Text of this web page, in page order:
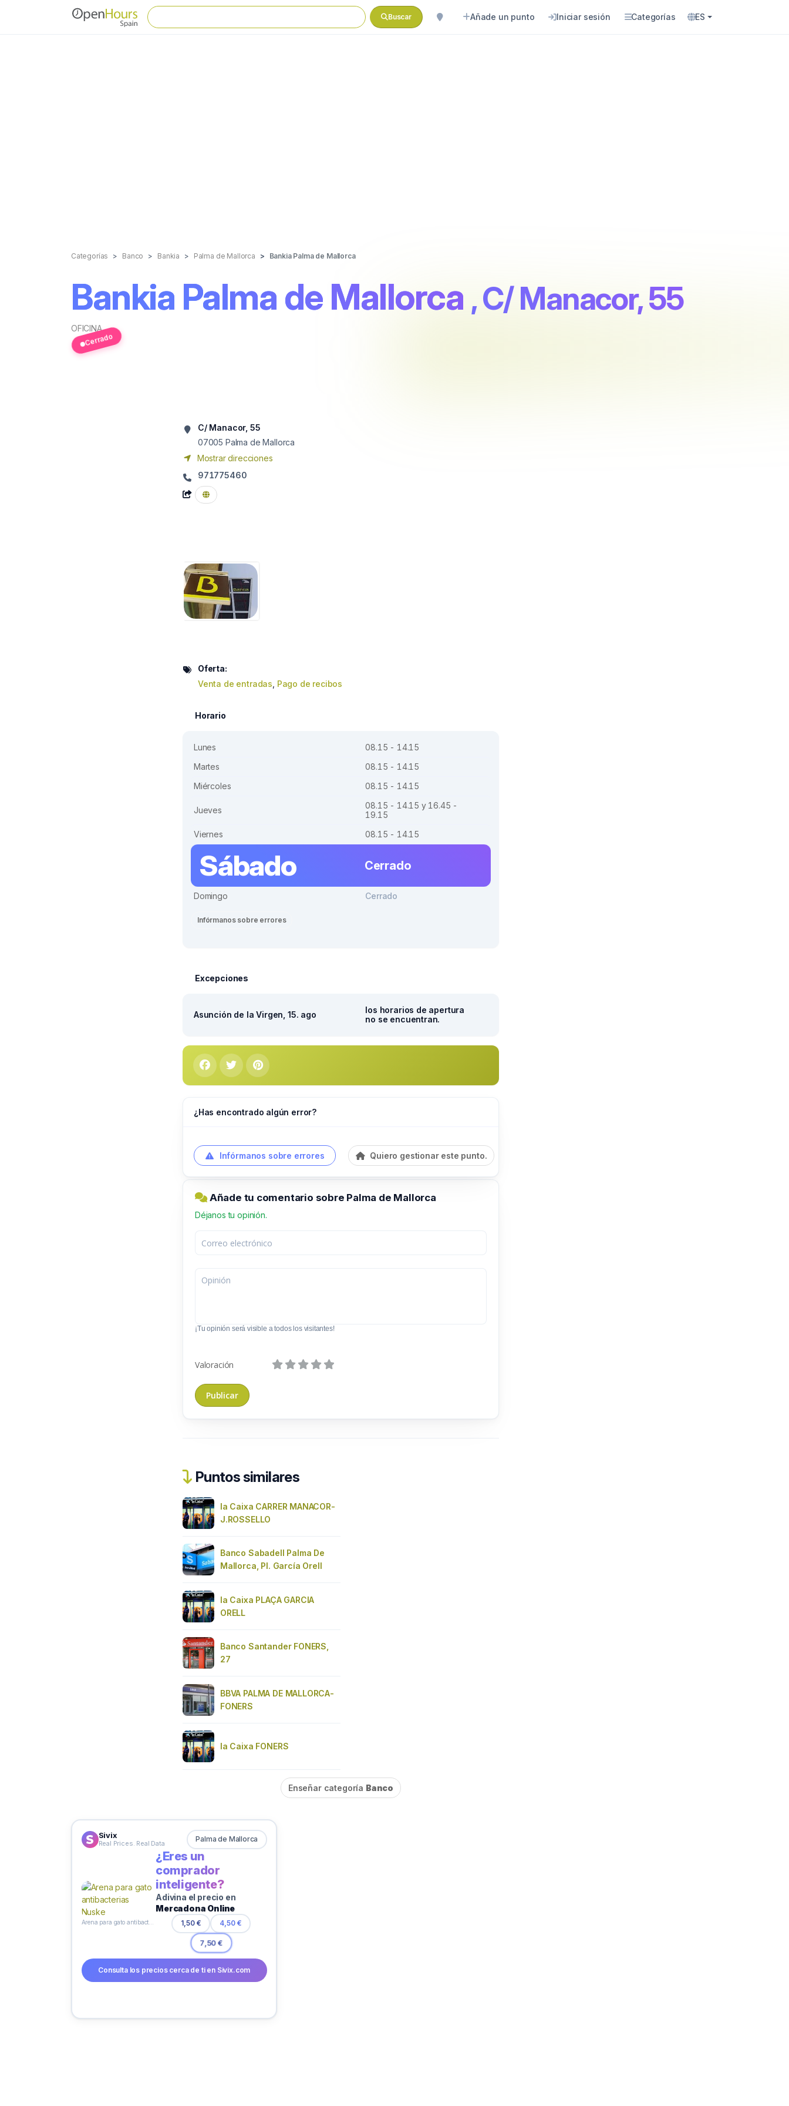
Buscar Añade un punto Iniciar sesión Categorías ES
Categorías Banco Bankia Palma de Mallorca Bankia Palma de Mallorca
Bankia Palma de Mallorca , C/ Manacor, 55
OFICINA
Cerrado
C/ Manacor, 55
07005 Palma de Mallorca
Mostrar direcciones
971775460
Oferta:
Venta de entradas Pago de recibos
Horario
Lunes
08.15 - 14.15
Martes
08.15 - 14.15
Miércoles
08.15 - 14.15
Jueves
08.15 - 14.15 y 16.45 -
19.15
Viernes
08.15 - 14.15
Sábado Cerrado
Domingo Cerrado
Infórmanos sobre errores
Excepciones
Asunción de la Virgen, 15. ago
los horarios de apertura
no se encuentran.
¿Has encontrado algún error?
Infórmanos sobre errores Quiero gestionar este punto.
Añade tu comentario sobre Palma de Mallorca
Déjanos tu opinión.
¡Tu opinión será visible a todos los visitantes!
Valoración
Puntos similares
la Caixa CARRER MANACOR-
J.ROSSELLO
Banco Sabadell Palma De
Mallorca, Pl. García Orell
la Caixa PLAÇA GARCIA
ORELL
Banco Santander FONERS,
27
BBVA PALMA DE MALLORCA-
FONERS
la Caixa FONERS
Enseñar categoría Banco
Sivix
Real Prices. Real Data Palma de Mallorca
¿Eres un
comprador
inteligente?
Adivina el precio en
Mercadona Online
1,50 € 4,50 €
7,50 €
Consulta los precios cerca de ti en Sivix.com